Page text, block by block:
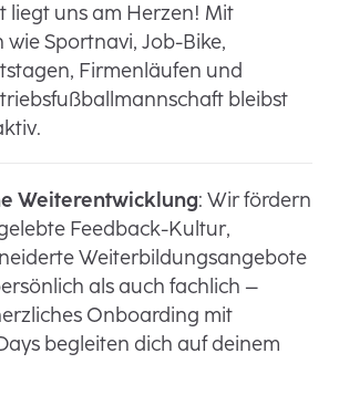
liegt uns am Herzen! Mit
Sportnavi, Job-Bike,
Firmenläufen und
bleibst
Weiterentwicklung: Wir fördern
Feedback-Kultur,
Weiterbildungsangebote
als auch fachlich –
Onboarding mit
begleiten dich auf deinem